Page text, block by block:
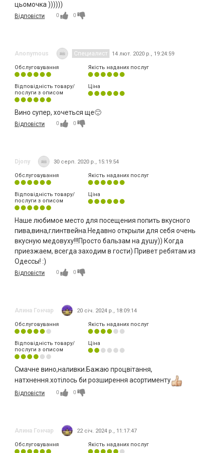
цьомочка ))))))
Відповісти 0 0
Anonymous Специалист 14 лют. 2020 р., 19:24:59
Обслуговування Якість наданих послуг
Відповідність товару/
послуги з описом
Ціна
Вино супер, хочеться ще🙂
Відповісти 0 0
Djony 30 серп. 2020 р., 15:19:54
Обслуговування Якість наданих послуг
Відповідність товару/
послуги з описом
Ціна
Наше любимое место для посещения попить вкусного
пива,вина,глинтвейна.Недавно открыли для себя очень
вкусную медовуху!!!Просто бальзам на душу)) Когда
приезжаем, всегда заходим в гости) Привет ребятам из
Одессы! :)
Відповісти 0 0
Алина Гончар 20 січ. 2024 р., 18:09:14
Обслуговування Якість наданих послуг
Відповідність товару/
послуги з описом
Ціна
Смачне вино,наливки.Бажаю процвітання,
натхнення.хотілось би розширення асортименту
Відповісти 0 0
Алина Гончар 22 січ. 2024 р., 11:17:47
Обслуговування Якість наданих послуг